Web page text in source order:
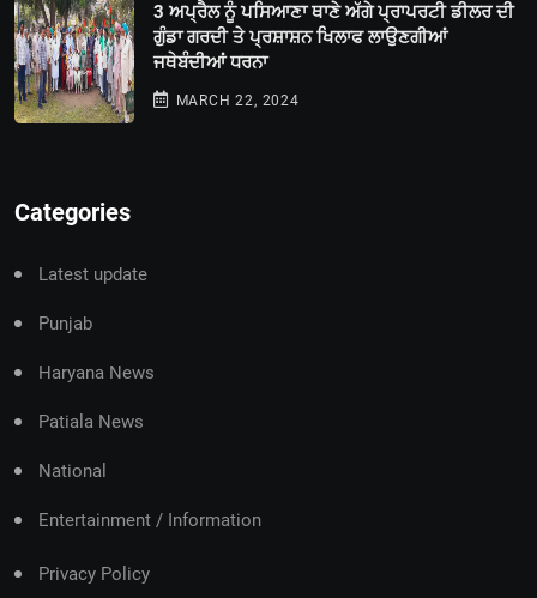
3 ਅਪ੍ਰੈਲ ਨੂੰ ਪਸਿਆਣਾ ਥਾਣੇ ਅੱਗੇ ਪ੍ਰਾਪਰਟੀ ਡੀਲਰ ਦੀ
ਗੁੰਡਾ ਗਰਦੀ ਤੇ ਪ੍ਰਸ਼ਾਸ਼ਨ ਖਿਲਾਫ ਲਾਉਣਗੀਆਂ
ਜਥੇਬੰਦੀਆਂ ਧਰਨਾ
MARCH 22, 2024
Categories
Latest update
Punjab
Haryana News
Patiala News
National
Entertainment / Information
Privacy Policy